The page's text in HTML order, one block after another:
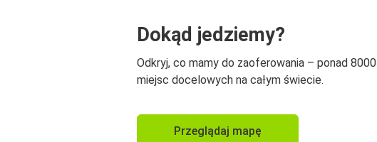
Dubrovnik
Skradin
Dokąd jedziemy?
Odkryj, co mamy do zaoferowania – ponad 8000
miejsc docelowych na całym świecie.
Przeglądaj mapę